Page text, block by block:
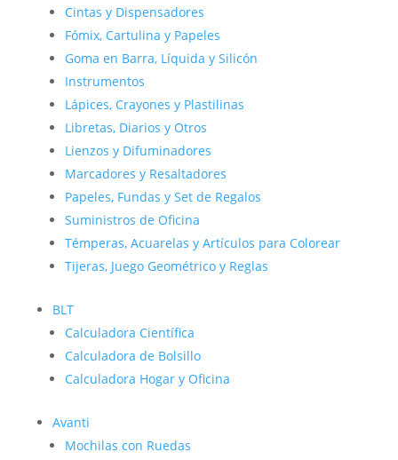
Cintas y Dispensadores
Fómix, Cartulina y Papeles
Goma en Barra, Líquida y Silicón
Instrumentos
Lápices, Crayones y Plastilinas
Libretas, Diarios y Otros
Lienzos y Difuminadores
Marcadores y Resaltadores
Papeles, Fundas y Set de Regalos
Suministros de Oficina
Témperas, Acuarelas y Artículos para Colorear
Tijeras, Juego Geométrico y Reglas
BLT
Calculadora Científica
Calculadora de Bolsillo
Calculadora Hogar y Oficina
Avanti
Mochilas con Ruedas